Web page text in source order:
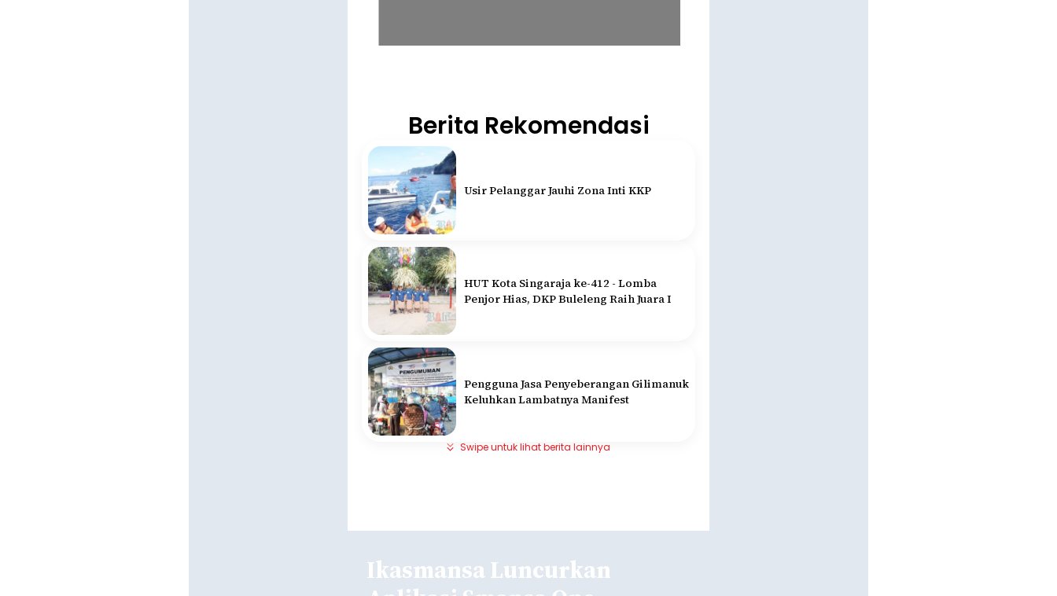
Berita Rekomendasi
Usir Pelanggar Jauhi Zona Inti KKP
HUT Kota Singaraja ke-412 - Lomba
Penjor Hias, DKP Buleleng Raih Juara I
Pengguna Jasa Penyeberangan Gilimanuk
Keluhkan Lambatnya Manifest
Swipe untuk lihat berita lainnya
Ikasmansa Luncurkan